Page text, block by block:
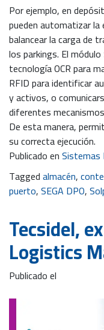
Por ejemplo, en
pueden automatizar la
balancear la carga de
los parkings. El módulo
tecnología OCR para
RFID para identificar
y activos, o
diferentes
De esta manera,
su correcta ejecución.
Publicado enSistemas
Taggedalmacén,
puerto,SEGA DPO,
Tecsidel,
Logistics
Publicado el